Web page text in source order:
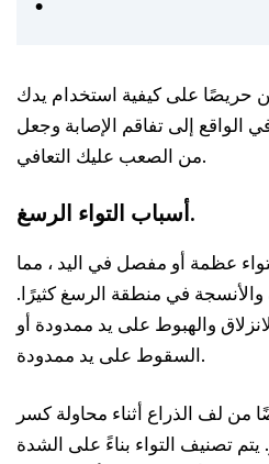
حريصًا على كيفية استخدام يدك
الواقع إلى تفاقم الإصابة وجعل
من الصعب عليك التعافي.
أسباب التواء الرسغ.
عظمة أو مفصل في اليد ، مما
في منطقة الرسغ كثيرًا.
والهبوط على يد ممدودة أو
السقوط على يد ممدودة.
من لف الذراع أثناء محاولة كسر
يتم تصنيف التواء بناءً على الشدة